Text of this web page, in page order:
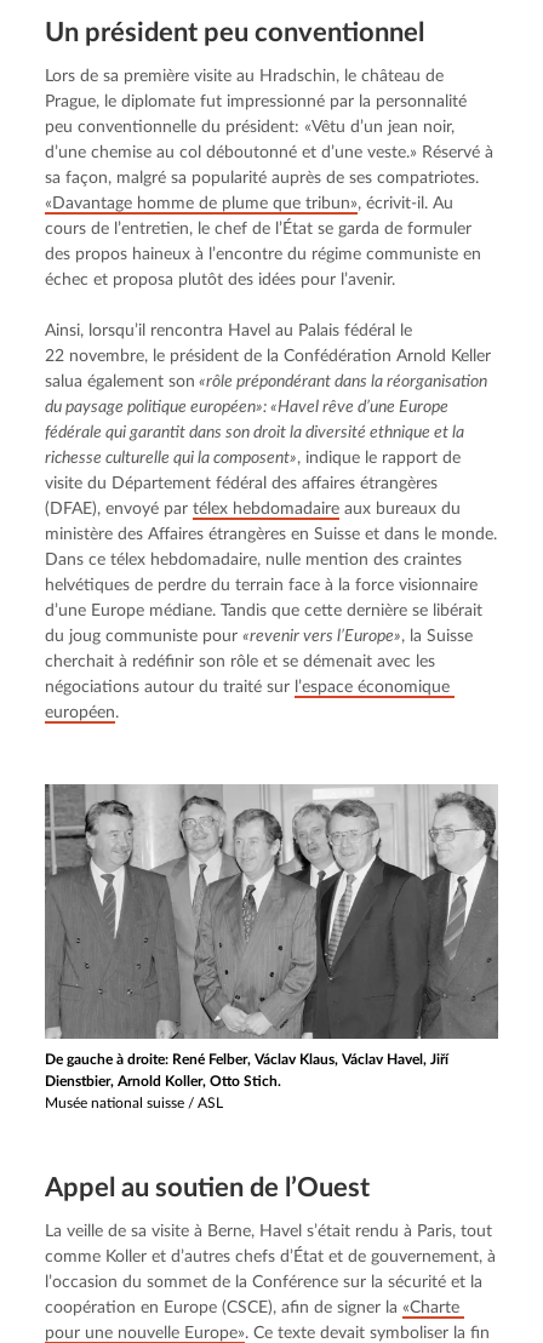
Un président peu conventionnel
Lors de sa première visite au Hradschin, le château de
Prague, le diplomate fut impressionné par la personnalité
peu conventionnelle du président: «Vêtu d’un jean noir,
d’une chemise au col déboutonné et d’une veste.» Réservé à
«Davantage homme de plume que tribun», écrivit-il. Au
cours de l’entretien, le chef de l’État se garda de formuler
des propos haineux à l’encontre du régime communiste en
échec et proposa plutôt des idées pour l’avenir.
Ainsi, lorsqu’il rencontra Havel au Palais fédéral le
22 novembre, le président de la Confédération Arnold Keller
salua également son «rôle prépondérant dans la réorganisation
du paysage politique européen»: «Havel rêve d’une Europe
fédérale qui garantit dans son droit la diversité ethnique et la
richesse culturelle qui la composent», indique le rapport de
visite du Département fédéral des affaires étrangères
(DFAE), envoyé par télex hebdomadaire aux bureaux du
ministère des Affaires étrangères en Suisse et dans le monde.
Dans ce télex hebdomadaire, nulle mention des craintes
helvétiques de perdre du terrain face à la force visionnaire
d’une Europe médiane. Tandis que cette dernière se libérait
du joug communiste pour «revenir vers l’Europe», la Suisse
cherchait à redéfinir son rôle et se démenait avec les
négociations autour du traité sur l’espace économique
européen.
De gauche à droite: René Felber, Václav Klaus, Václav Havel, Jiří
Dienstbier, Arnold Koller, Otto Stich.
Musée national suisse / ASL
Appel au soutien de l’Ouest
La veille de sa visite à Berne, Havel s’était rendu à Paris, tout
comme Koller et d’autres chefs d’État et de gouvernement, à
l’occasion du sommet de la Conférence sur la sécurité et la
coopération en Europe (CSCE), afin de signer la «Charte
pour une nouvelle Europe». Ce texte devait symboliser la fin